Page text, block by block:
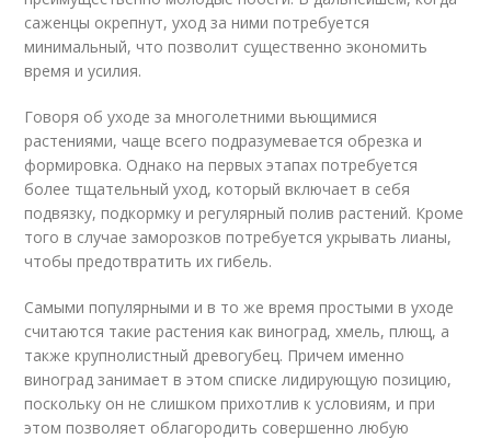
саженцы окрепнут, уход за ними потребуется
минимальный, что позволит существенно экономить
время и усилия.
Говоря об уходе за многолетними вьющимися
растениями, чаще всего подразумевается обрезка и
формировка. Однако на первых этапах потребуется
более тщательный уход, который включает в себя
подвязку, подкормку и регулярный полив растений. Кроме
того в случае заморозков потребуется укрывать лианы,
чтобы предотвратить их гибель.
Самыми популярными и в то же время простыми в уходе
считаются такие растения как виноград, хмель, плющ, а
также крупнолистный древогубец. Причем именно
виноград занимает в этом списке лидирующую позицию,
поскольку он не слишком прихотлив к условиям, и при
этом позволяет облагородить совершенно любую